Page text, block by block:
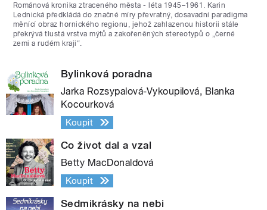
Románová kronika ztraceného města - léta 1945–1961. Karin
Lednická předkládá do značné míry převratný, dosavadní paradigma
měnící obraz hornického regionu, jehož zahlazenou historii stále
překrývá tlustá vrstva mýtů a zakořeněných stereotypů o „černé
zemi a rudém kraji“.
Bylinková poradna
Jarka Rozsypalová-Vykoupilová, Blanka
Kocourková
Koupit
Co život dal a vzal
Betty MacDonaldová
Koupit
Sedmikrásky na nebi